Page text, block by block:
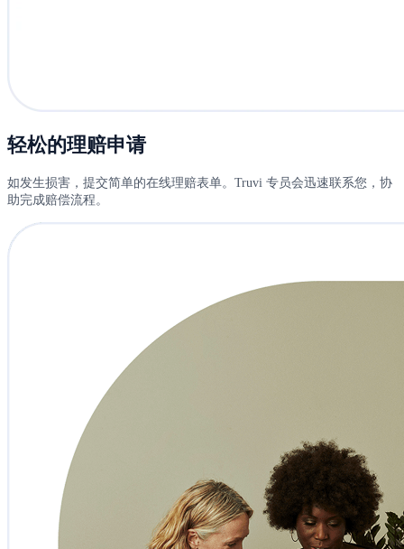
轻松的理赔申请
如发生损害，提交简单的在线理赔表单。Truvi 专员会迅速联系您，协
助完成赔偿流程。